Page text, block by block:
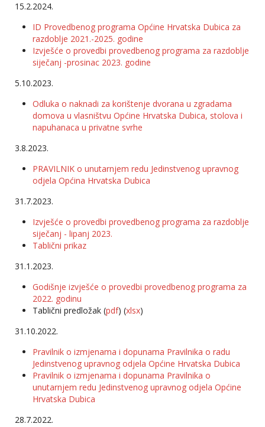
15.2.2024.
ID Provedbenog programa Općine Hrvatska Dubica za
razdoblje 2021.-2025. godine
Izvješće o provedbi provedbenog programa za razdoblje
siječanj -prosinac 2023. godine
5.10.2023.
Odluka o naknadi za korištenje dvorana u zgradama
domova u vlasništvu Općine Hrvatska Dubica, stolova i
napuhanaca u privatne svrhe
3.8.2023.
PRAVILNIK o unutarnjem redu Jedinstvenog upravnog
odjela Općina Hrvatska Dubica
31.7.2023.
Izvješće o provedbi provedbenog programa za razdoblje
siječanj - lipanj 2023.
Tablični prikaz
31.1.2023.
Godišnje izvješće o provedbi provedbenog programa za
2022. godinu
Tablični predložak (pdf) (xlsx)
31.10.2022.
Pravilnik o izmjenama i dopunama Pravilnika o radu
Jedinstvenog upravnog odjela Općine Hrvatska Dubica
Pravilnik o izmjenama i dopunama Pravilnika o
unutarnjem redu Jedinstvenog upravnog odjela Općine
Hrvatska Dubica
28.7.2022.